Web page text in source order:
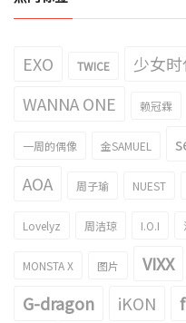
EXO TWICE 少女
WANNA ONE 赖冠霖
一周的偶像 金SAMUEL
AOA 周子瑜 NUEST
Lovelyz 周洁琼 I.O.I
MONSTA X 图片 VIXX
G-dragon iKON